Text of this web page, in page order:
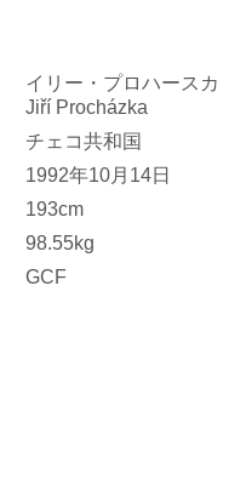
イリー・プロハースカ
Jiří Procházka
チェコ共和国
1992年10月14日
193cm
98.55kg
GCF